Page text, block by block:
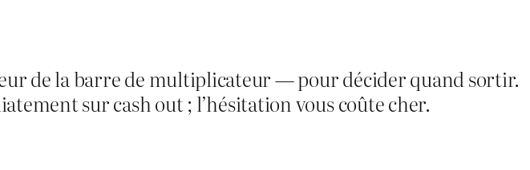
de la barre de multiplicateur — pour décider quand sortir.
sur cash out ; l’hésitation vous coûte cher.